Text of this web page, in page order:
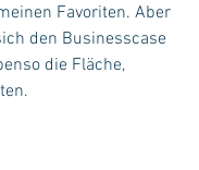
Favoriten. Aber
den Businesscase
die Fläche,